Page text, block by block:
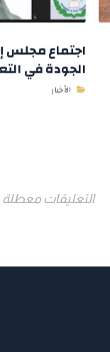
اجتماع مجلس
الجودة في
الأخبار
التعليقات معطلة